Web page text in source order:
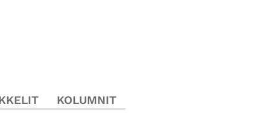
KOLUMNIT